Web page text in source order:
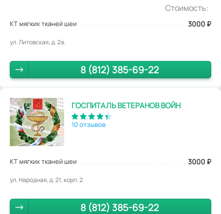
Стоимость:
КТ мягких тканей шеи 3000 ₽
ул. Литовская, д. 2а.
8 (812) 385-69-22
ГОСПИТАЛЬ ВЕТЕРАНОВ ВОЙН
10 отзывов
КТ мягких тканей шеи 3000 ₽
ул. Народная, д. 21, корп. 2.
8 (812) 385-69-22